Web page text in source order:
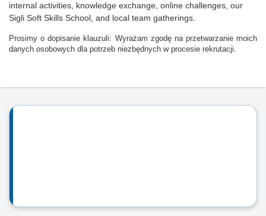
internal activities, knowledge exchange, online challenges, our
Sigli Soft Skills School, and local team gatherings.
Prosimy o dopisanie klauzuli: Wyrażam zgodę na przetwarzanie moich
danych osobowych dla potrzeb niezbędnych w procesie rekrutacji.